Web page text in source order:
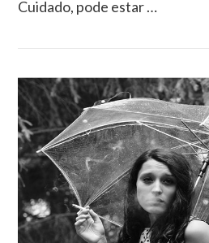
VIEW
Cuidado, pode estar …